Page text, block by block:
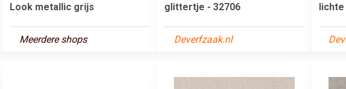
Look metallic grijs
Meerdere shops
glittertje - 32706
Deverfzaak.nl
lichte